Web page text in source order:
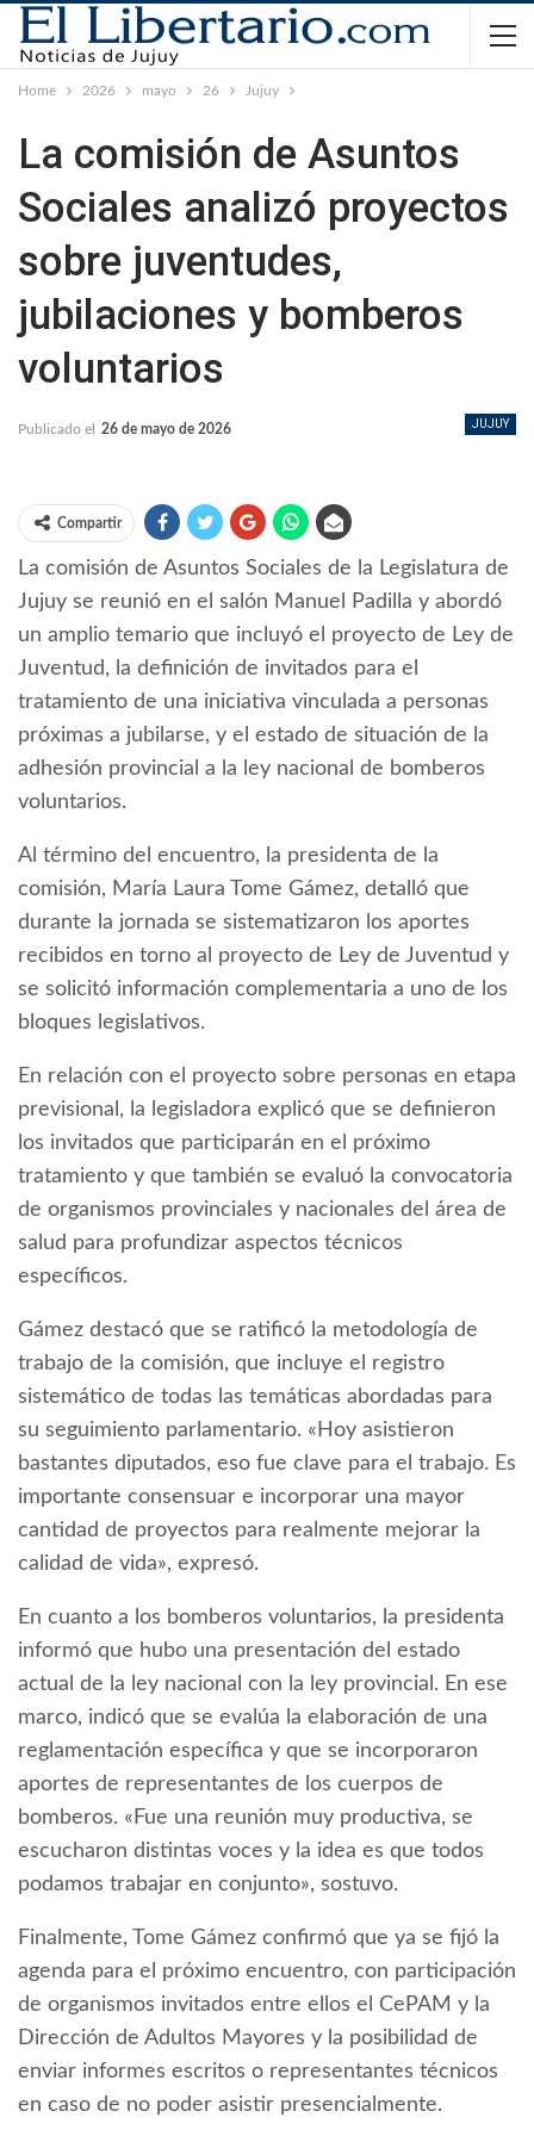
Home 2026 mayo 26 Jujuy
La comisión de Asuntos
Sociales analizó proyectos
sobre juventudes,
jubilaciones y bomberos
voluntarios
JUJUY
Publicado el 26 de mayo de 2026
Compartir
La comisión de Asuntos Sociales de la Legislatura de
Jujuy se reunió en el salón Manuel Padilla y abordó
un amplio temario que incluyó el proyecto de Ley de
Juventud, la definición de invitados para el
tratamiento de una iniciativa vinculada a personas
próximas a jubilarse, y el estado de situación de la
adhesión provincial a la ley nacional de bomberos
voluntarios.
Al término del encuentro, la presidenta de la
comisión, María Laura Tome Gámez, detalló que
durante la jornada se sistematizaron los aportes
recibidos en torno al proyecto de Ley de Juventud y
se solicitó información complementaria a uno de los
bloques legislativos.
En relación con el proyecto sobre personas en etapa
previsional, la legisladora explicó que se definieron
los invitados que participarán en el próximo
tratamiento y que también se evaluó la convocatoria
de organismos provinciales y nacionales del área de
salud para profundizar aspectos técnicos
específicos.
Gámez destacó que se ratificó la metodología de
trabajo de la comisión, que incluye el registro
sistemático de todas las temáticas abordadas para
su seguimiento parlamentario. «Hoy asistieron
bastantes diputados, eso fue clave para el trabajo. Es
importante consensuar e incorporar una mayor
cantidad de proyectos para realmente mejorar la
calidad de vida», expresó.
En cuanto a los bomberos voluntarios, la presidenta
informó que hubo una presentación del estado
actual de la ley nacional con la ley provincial. En ese
marco, indicó que se evalúa la elaboración de una
reglamentación específica y que se incorporaron
aportes de representantes de los cuerpos de
bomberos. «Fue una reunión muy productiva, se
escucharon distintas voces y la idea es que todos
podamos trabajar en conjunto», sostuvo.
Finalmente, Tome Gámez confirmó que ya se fijó la
agenda para el próximo encuentro, con participación
de organismos invitados entre ellos el CePAM y la
Dirección de Adultos Mayores y la posibilidad de
enviar informes escritos o representantes técnicos
en caso de no poder asistir presencialmente.